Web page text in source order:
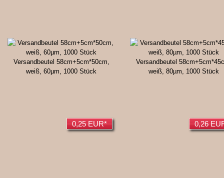
0,25 EUR*
Versandbeutel 58cm+5cm*50cm,
weiß, 60µm, 1000 Stück
0,26
Versandbeutel
weiß, 80µm, 1000 Stück